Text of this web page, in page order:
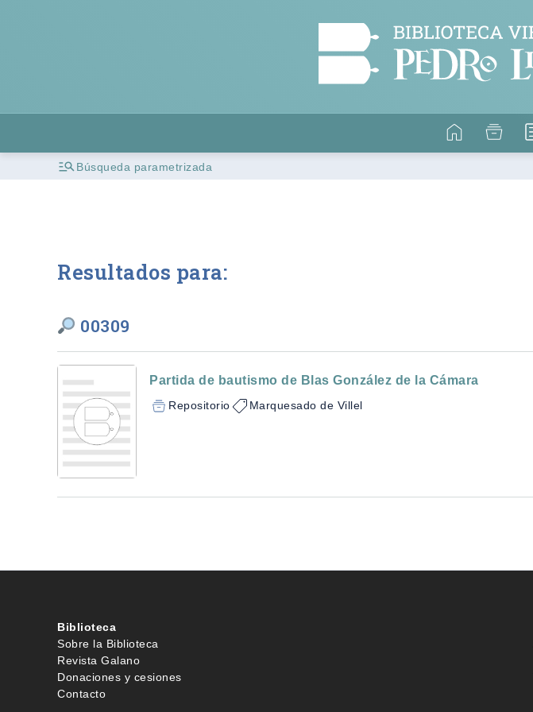
Búsqueda parametrizada
Resultados para:
00309
Partida de bautismo de Blas González de la Cámara
Repositorio Marquesado de Villel
Biblioteca
Sobre la Biblioteca
Revista Galano
Donaciones y cesiones
Contacto